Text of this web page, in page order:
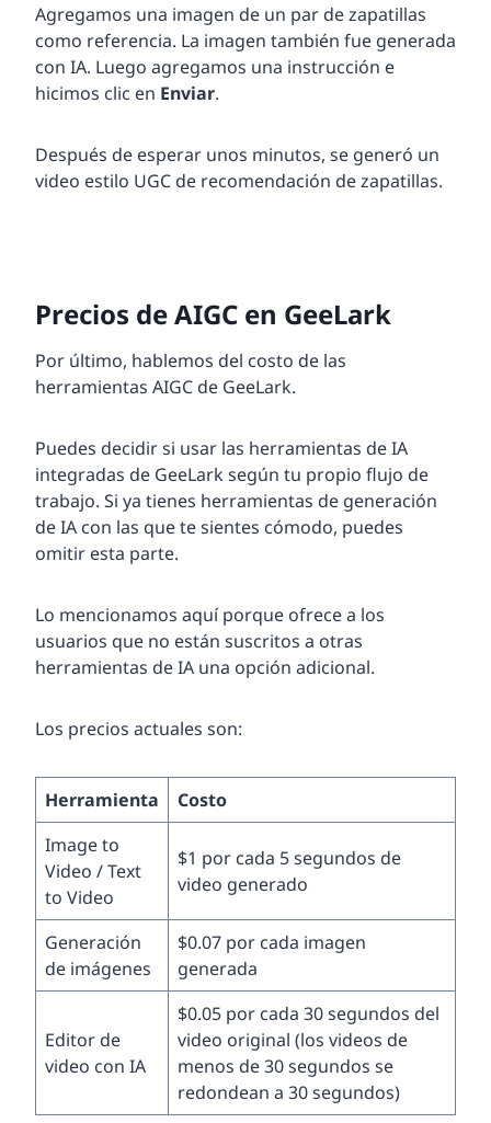
Agregamos una imagen de un par de zapatillas
como referencia. La imagen también fue generada
con IA. Luego agregamos una instrucción e
hicimos clic en Enviar.
Después de esperar unos minutos, se generó un
video estilo UGC de recomendación de zapatillas.
Precios de AIGC en GeeLark
Por último, hablemos del costo de las
herramientas AIGC de GeeLark.
Puedes decidir si usar las herramientas de IA
integradas de GeeLark según tu propio flujo de
trabajo. Si ya tienes herramientas de generación
de IA con las que te sientes cómodo, puedes
omitir esta parte.
Lo mencionamos aquí porque ofrece a los
usuarios que no están suscritos a otras
herramientas de IA una opción adicional.
Los precios actuales son:
Herramienta
Costo
Image to
Video / Text
to Video
$1 por cada 5 segundos de
video generado
Generación
de imágenes
$0.07 por cada imagen
generada
Editor de
video con IA
$0.05 por cada 30 segundos del
video original (los videos de
menos de 30 segundos se
redondean a 30 segundos)